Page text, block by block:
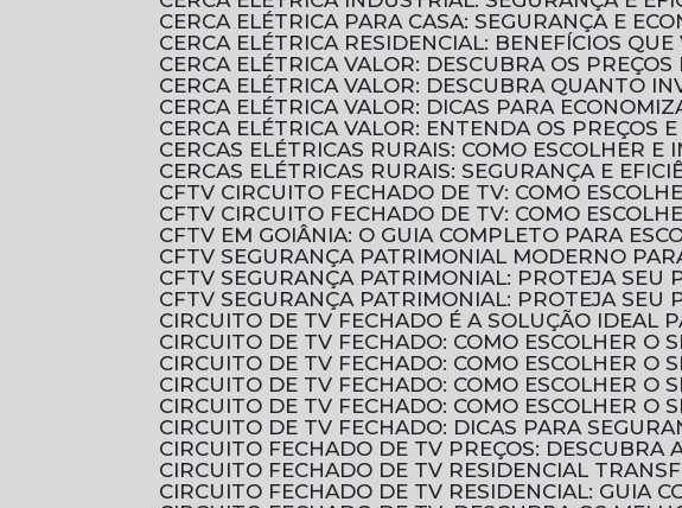
CERCA ELÉTRICA PARA CASA: SEGURANÇA E
CERCA ELÉTRICA RESIDENCIAL: BENEFÍCIOS
CERCA ELÉTRICA VALOR: DESCUBRA OS
CERCA ELÉTRICA VALOR: DESCUBRA QUANTO
CERCA ELÉTRICA VALOR: DICAS PARA
CERCA ELÉTRICA VALOR: ENTENDA OS PREÇOS
CERCAS ELÉTRICAS RURAIS: COMO ESCOLHER
CERCAS ELÉTRICAS RURAIS: SEGURANÇA E
CFTV CIRCUITO FECHADO DE TV: COMO
CFTV CIRCUITO FECHADO DE TV: COMO
CFTV EM GOIÂNIA: O GUIA COMPLETO PARA
CFTV SEGURANÇA PATRIMONIAL MODERNO
CFTV SEGURANÇA PATRIMONIAL: PROTEJA SEU
CFTV SEGURANÇA PATRIMONIAL: PROTEJA
CIRCUITO DE TV FECHADO É A SOLUÇÃO
CIRCUITO DE TV FECHADO: COMO ESCOLHER O
CIRCUITO DE TV FECHADO: COMO ESCOLHER
CIRCUITO DE TV FECHADO: COMO ESCOLHER O
CIRCUITO DE TV FECHADO: COMO ESCOLHER O
CIRCUITO DE TV FECHADO: DICAS PARA
CIRCUITO FECHADO DE TV PREÇOS:
CIRCUITO FECHADO DE TV RESIDENCIAL
CIRCUITO FECHADO DE TV RESIDENCIAL: GUIA